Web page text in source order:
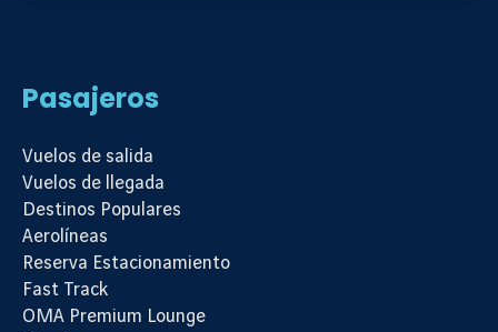
Pasajeros
Vuelos de salida
Vuelos de llegada
Destinos Populares
Aerolíneas
Reserva Estacionamiento
Fast Track
OMA Premium Lounge